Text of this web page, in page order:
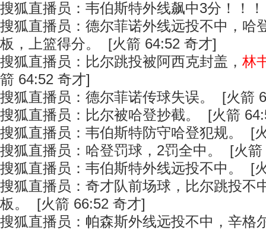
搜狐直播员：韦伯斯特外线飙中3分！！
搜狐直播员：德尔菲诺外线远投不中，哈
板，上篮得分。 [火箭 64:52 奇才]
搜狐直播员：比尔跳投被阿西克封盖， 林
箭 64:52 奇才]
搜狐直播员：德尔菲诺传球失误。 [火箭
搜狐直播员：比尔被哈登抄截。 [火箭
搜狐直播员：韦伯斯特防守哈登犯规。 [
搜狐直播员：哈登罚球，2罚全中。 [火箭
搜狐直播员：韦伯斯特外线远投不中。 [
搜狐直播员：奇才队前场球，比尔跳投不
板。 [火箭 66:52 奇才]
搜狐直播员：帕森斯外线远投不中，辛格